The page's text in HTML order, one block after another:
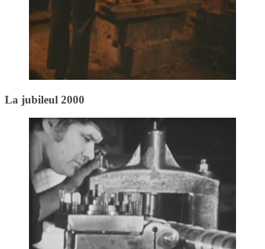
La jubileul 2000